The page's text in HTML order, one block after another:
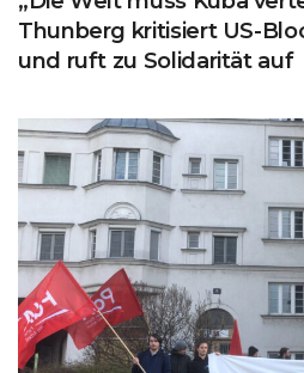
Thunberg kritisiert US-
und ruft zu Solidarität auf